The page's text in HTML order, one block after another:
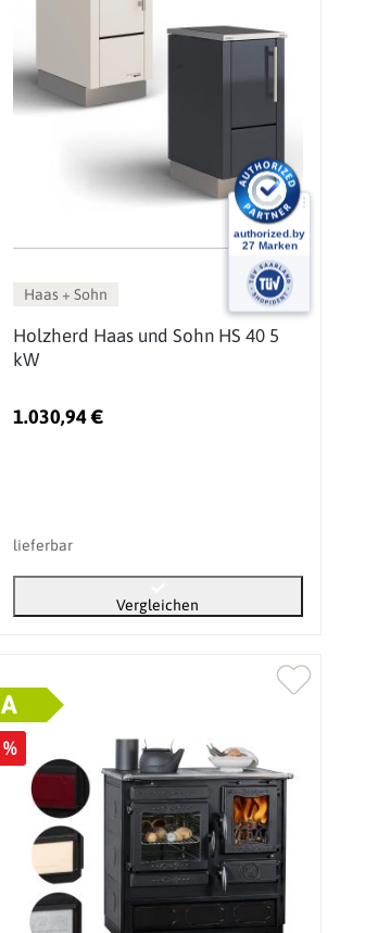
Haas + Sohn
Holzherd Haas und Sohn HS 40 5
kW
1.030,94 €
lieferbar
Vergleichen
A
%